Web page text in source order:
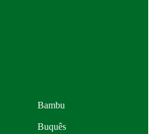
Bambu
Buquês